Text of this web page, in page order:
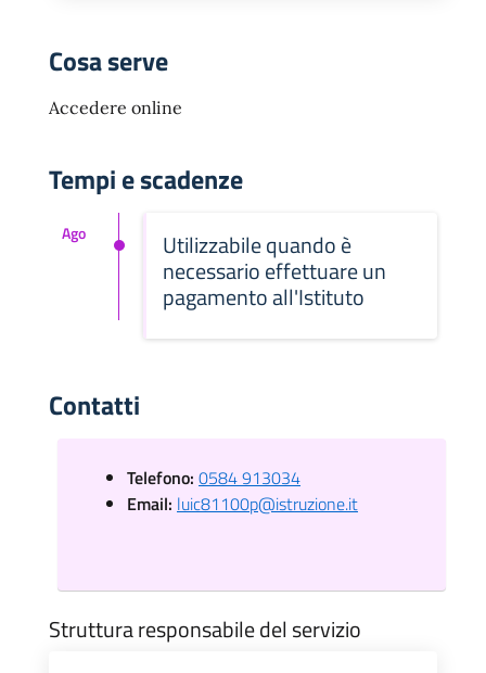
Cosa serve
Accedere online
Tempi e scadenze
Utilizzabile quando è
necessario effettuare un
pagamento all'Istituto
Ago
Contatti
Telefono: 0584 913034
Email: luic81100p@istruzione.it
Struttura responsabile del servizio